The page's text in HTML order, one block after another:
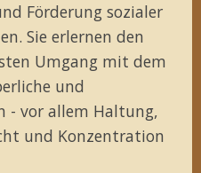
Förderung sozialer
Sie erlernen den
Umgang mit dem
und
- vor allem Haltung,
und Konzentration